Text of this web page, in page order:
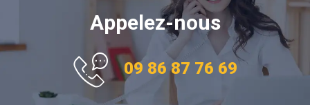
Appelez-nous
09 86 87 76 69